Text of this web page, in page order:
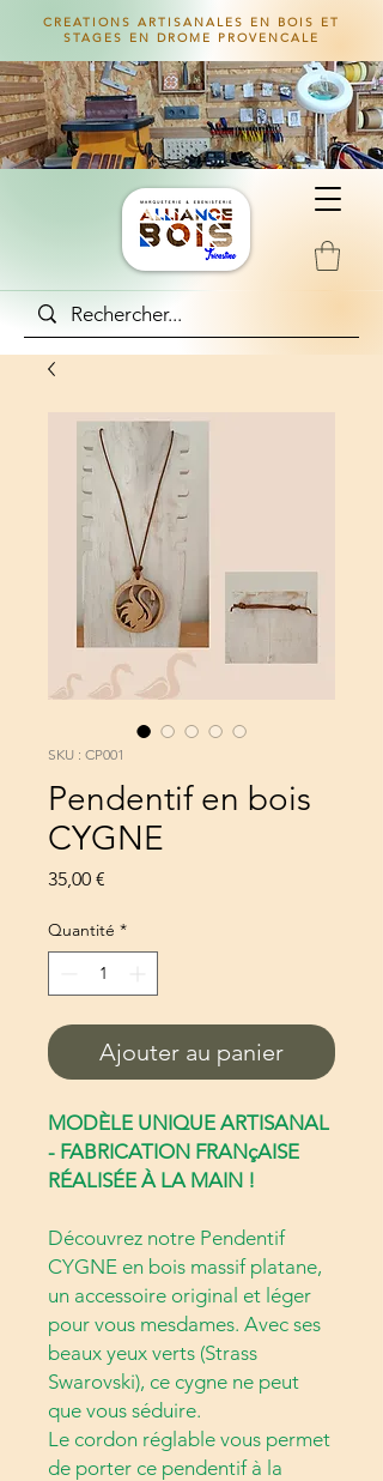
CREATIONS ARTISANALES EN BOIS ET
STAGES EN DROME PROVENCALE
SKU : CP001
Pendentif en bois
CYGNE
35,00 €
Quantité *
Ajouter au panier
MODÈLE UNIQUE ARTISANAL
- FABRICATION FRANçAISE
RÉALISÉE À LA MAIN !
Découvrez notre Pendentif
CYGNE en bois massif platane,
un accessoire original et léger
pour vous mesdames. Avec ses
beaux yeux verts (Strass
Swarovski), ce cygne ne peut
que vous séduire.
Le cordon réglable vous permet
de porter ce pendentif à la